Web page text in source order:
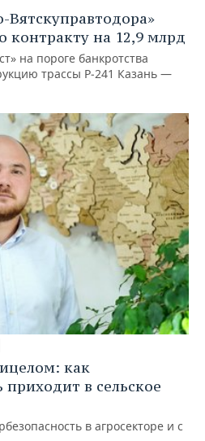
Вятскуправтодора»
контракту на 12,9 млрд
на пороге банкротства
трассы Р‑241 Казань —
как
приходит в сельское
в агросекторе и с